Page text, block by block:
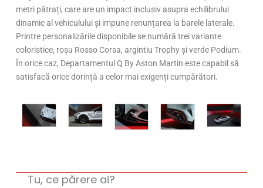
metri pătrați, care are un impact inclusiv asupra echilibrului
dinamic al vehiculului și impune renunțarea la barele laterale.
Printre personalizările disponibile se numără trei variante
coloristice, roșu Rosso Corsa, argintiu Trophy și verde Podium.
În orice caz, Departamentul Q By Aston Martin este capabil să
satisfacă orice dorință a celor mai exigenți cumpărători.
Tu, ce părere ai?